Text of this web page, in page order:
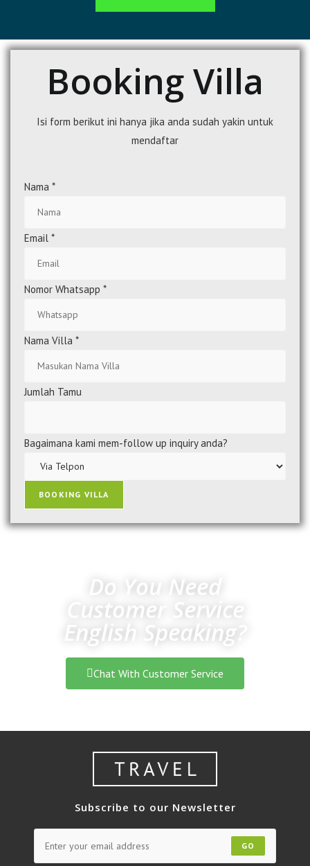
Booking Villa
Isi form berikut ini hanya jika anda sudah yakin untuk
mendaftar
Nama *
Email *
Nomor Whatsapp *
Nama Villa *
Jumlah Tamu
Bagaimana kami mem-follow up inquiry anda?
BOOKING VILLA
Do You Need
Customer Service
English Speaking?
Chat With Customer Service
Subscribe to our Newsletter
GO